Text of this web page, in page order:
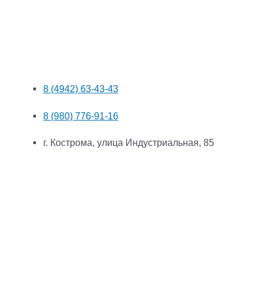
8 (4942) 63-43-43
8 (980) 776-91-16
г. Кострома, улица Индустриальная, 85